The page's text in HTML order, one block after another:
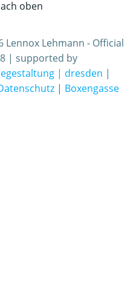
oben
Lennox Lehmann - Official
| supported by
|
| Boxengasse